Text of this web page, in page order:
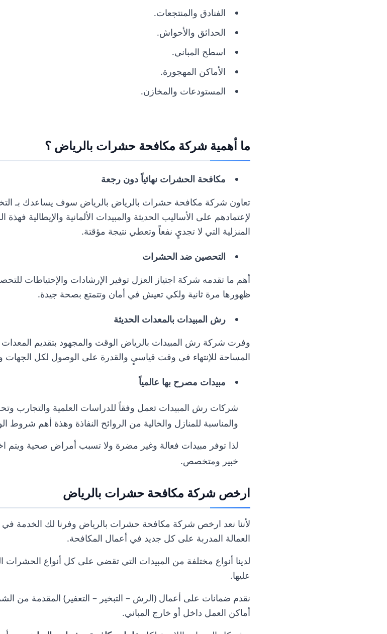
الفنادق والمنتجعات.
الحدائق والأحواش.
اسطح المباني.
الأماكن المهجورة.
المستودعات والمخازن.
ما أهمية شركة مكافحة حشرات بالرياض ؟
مكافحة الحشرات نهائياً دون رجعة
تعاون شركة مكافحة حشرات بالرياض بالرياض سوف يساعدك بـ
لإعتمادهم على الأساليب الحديثة والمبيدات الألمانية والإيطالية
المنزلية التي لا تجديٍ نفعاً وتعطي نتيجة مؤقتة.
التحصين ضد الحشرات
أهم ما تقدمه شركة اجتياز العزل توفير الإرشادات والإحتياطات
ظهورها مرة ثانية ولكي تعيش في أمان وتتمتع بصحة جيدة.
رش المبيدات بالمعدات الحديثة
وفرت شركة رش المبيدات بالرياض الوقت والمجهود بتقديم المعدات
المساحة للإنتهاء في وقت قياسيٍ والقدرة على الوصول لكل الجهات
مبيدات مصرح بها عالمياً
شركات رش المبيدات تعمل وفقاً للدراسات العلمية والتجارب
والمناسبة للمنازل والخالية من الروائح النفاذة وهذة أهم شروط
لذا توفر مبيدات فعالة وغير مضرة ولا تسبب أمراض صحية ويتم
خبير ومتخصص.
ارخص شركة مكافحة حشرات بالرياض
لأننا نعد ارخص شركة مكافحة حشرات بالرياض وفرنا لك
العمالة المدربة على كل جديد في أعمال المكافحة.
لدينا أنواع مختلفة من المبيدات التي تقضي على كل أنواع الحشرات
عليها.
نقدم ضمانات على أعمال (الرش – التبخير – التعفير) المقدمة من
أماكن العمل داخل أو خارج المباني.